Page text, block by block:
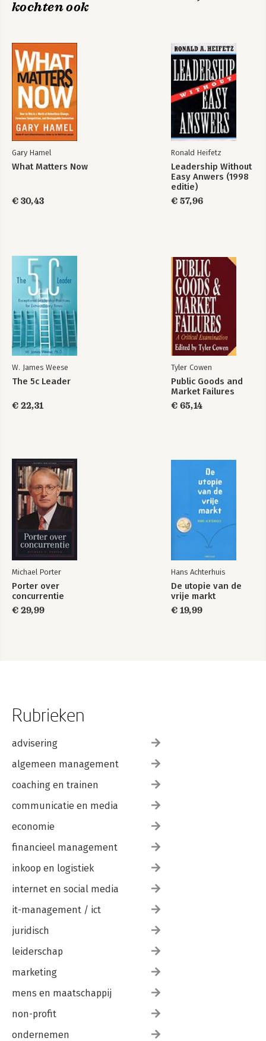
Exploring Strategy
Exploring Strategy -
Text and Cases
Index
kochten ook
Gary Hamel
What Matters Now
€ 30,43
Ronald Heifetz
Leadership Without
Easy Anwers (1998
editie)
€ 57,96
W. James Weese
The 5c Leader
€ 22,31
Tyler Cowen
Public Goods and
Market Failures
€ 65,14
Michael Porter
Porter over
concurrentie
€ 29,99
Hans Achterhuis
De utopie van de
vrije markt
€ 19,99
Rubrieken
advisering
algemeen management
coaching en trainen
communicatie en media
economie
financieel management
inkoop en logistiek
internet en social media
it-management / ict
juridisch
leiderschap
marketing
mens en maatschappij
non-profit
ondernemen